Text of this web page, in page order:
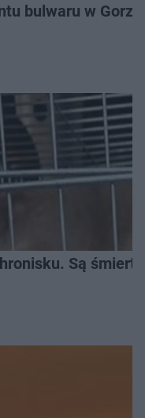
bulwaru w
Są